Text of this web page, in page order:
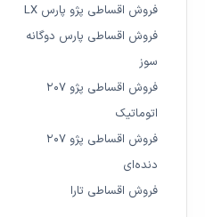
فروش اقساطی پژو پارس LX
فروش اقساطی پارس دوگانه
سوز
فروش اقساطی پژو ۲۰۷
اتوماتیک
فروش اقساطی پژو ۲۰۷
دنده‌ای
فروش اقساطی تارا